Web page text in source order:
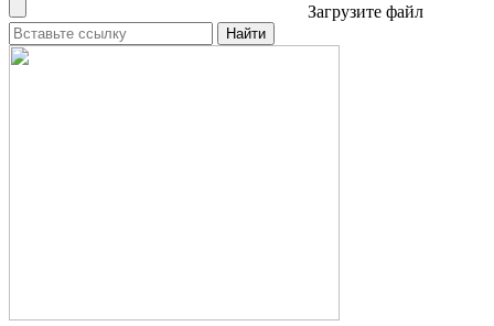
Загрузите файл
Найти